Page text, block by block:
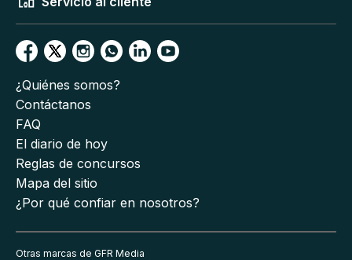
¿Quiénes somos?
Contáctanos
FAQ
El diario de hoy
Reglas de concursos
Mapa del sitio
¿Por qué confiar en nosotros?
Otras marcas de GFR Media